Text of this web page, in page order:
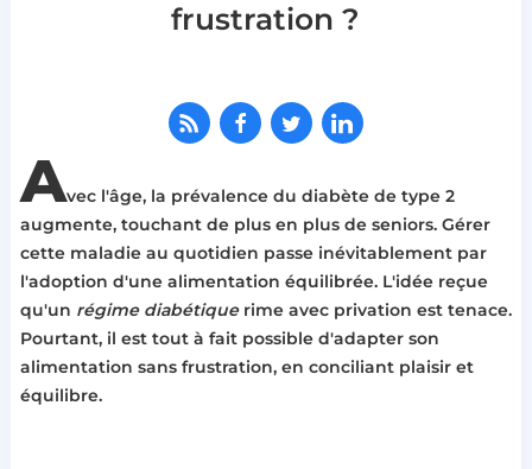
frustration ?
Avec l'âge, la prévalence du diabète de type 2
augmente, touchant de plus en plus de seniors. Gérer
cette maladie au quotidien passe inévitablement par
l'adoption d'une alimentation équilibrée. L'idée reçue
qu'un régime diabétiquerime avec privation est tenace.
Pourtant, il est tout à fait possible d'adapter son
alimentation sans frustration, en conciliant plaisir et
équilibre.